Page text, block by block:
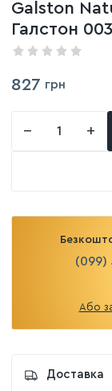
Galston
Галстон
827 грн
− +
(099)
Або
Доставка